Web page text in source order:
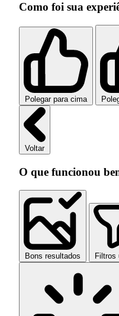
Como foi sua
Polegar para cima
Voltar
O que funcionou
Bons resultados Filtros